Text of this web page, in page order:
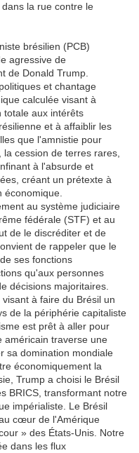
la rue contre le
brésilien (PCB)
agressive de
de Donald Trump.
et chantage
calculée visant à
totale aux intérêts
et à affaiblir les
que l'amnistie pour
cession de terres rares,
à l'absurde et
créant un prétexte à
économique.
au système judiciaire
fédérale (STF) et au
de le discréditer et de
de rappeler que le
ses fonctions
qu'aux personnes
décisions majoritaires.
à faire du Brésil un
de la périphérie capitaliste
est prêt à aller pour
américain traverse une
sa domination mondiale
économiquement la
Trump a choisi le Brésil
BRICS, transformant notre
impérialiste. Le Brésil
cœur de l'Amérique
» des États-Unis. Notre
dans les flux